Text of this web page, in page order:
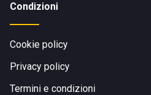
Condizioni
Cookie policy
Privacy policy
Termini e condizioni